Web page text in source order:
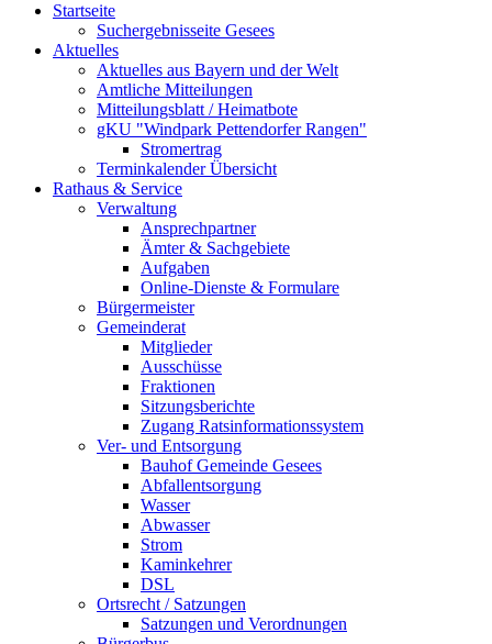
Startseite
Suchergebnisseite Gesees
Aktuelles
Aktuelles aus Bayern und der Welt
Amtliche Mitteilungen
Mitteilungsblatt / Heimatbote
gKU "Windpark Pettendorfer Rangen"
Stromertrag
Terminkalender Übersicht
Rathaus & Service
Verwaltung
Ansprechpartner
Ämter & Sachgebiete
Aufgaben
Online-Dienste & Formulare
Bürgermeister
Gemeinderat
Mitglieder
Ausschüsse
Fraktionen
Sitzungsberichte
Zugang Ratsinformationssystem
Ver- und Entsorgung
Bauhof Gemeinde Gesees
Abfallentsorgung
Wasser
Abwasser
Strom
Kaminkehrer
DSL
Ortsrecht / Satzungen
Satzungen und Verordnungen